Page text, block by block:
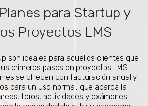
para Startup y
Proyectos LMS
son ideales para aquellos clientes que
primeros pasos en proyectos LMS
se ofrecen con facturación anual y
para un uso normal, que abarca la
foros, actividades y exámenes